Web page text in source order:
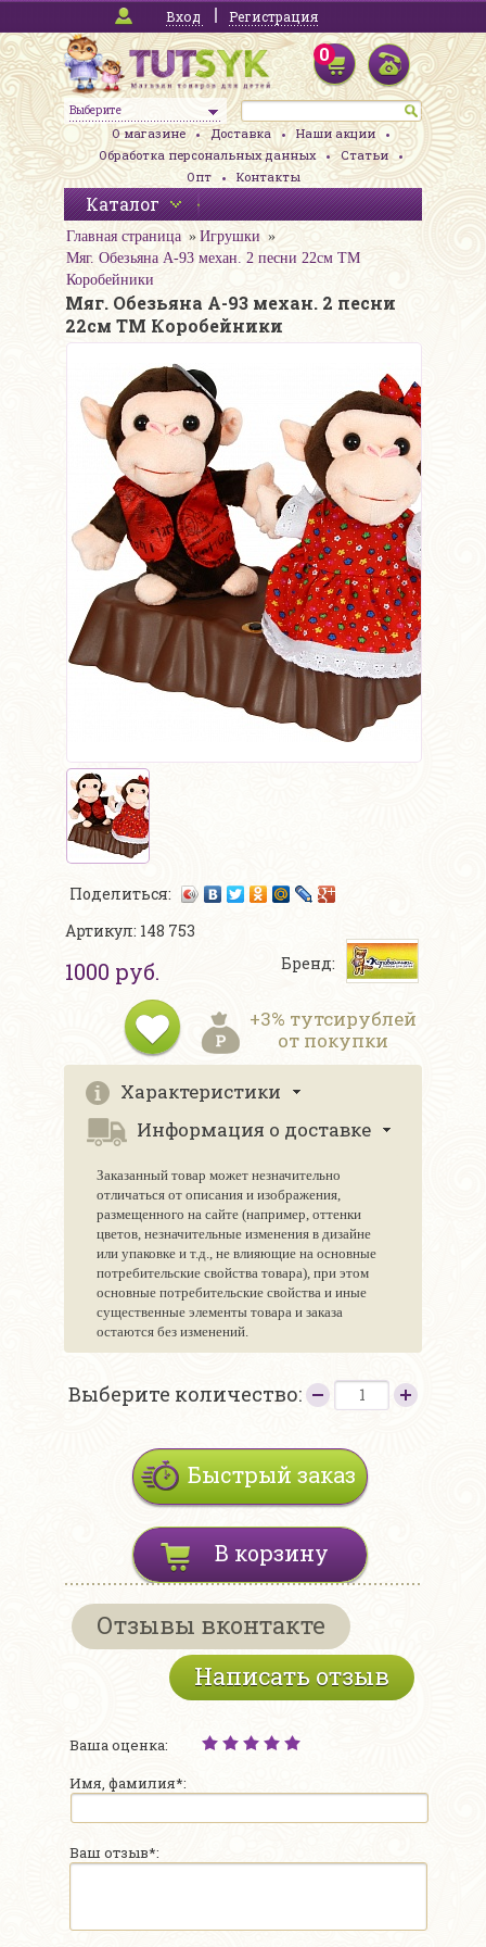
Вход Регистрация
Выберите
0
О магазине Доставка
Наши акции
Обработка персональных данных
Статьи
Опт
Контакты
Каталог
Главная страница
Игрушки
Мяг. Обезьяна A-93 механ. 2 песни 22см ТМ
Коробейники
Мяг. Обезьяна A-93 механ. 2 песни
22см ТМ Коробейники
Поделиться:
Артикул: 148 753
1000 руб. Бренд:
+3% тутсирублей
от покупки
Характеристики
Информация о доставке
Заказанный товар может незначительно
отличаться от описания и изображения,
размещенного на сайте (например, оттенки
цветов, незначительные изменения в дизайне
или упаковке и т.д., не влияющие на основные
потребительские свойства товара), при этом
основные потребительские свойства и иные
существенные элементы товара и заказа
остаются без изменений.
Выберите количество:
Быстрый заказ
В корзину
Отзывы вконтакте
Написать отзыв
Ваша оценка:
Имя, фамилия*:
Ваш отзыв*: